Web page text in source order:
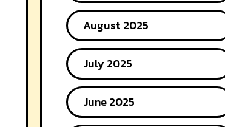
August 2025
July 2025
June 2025